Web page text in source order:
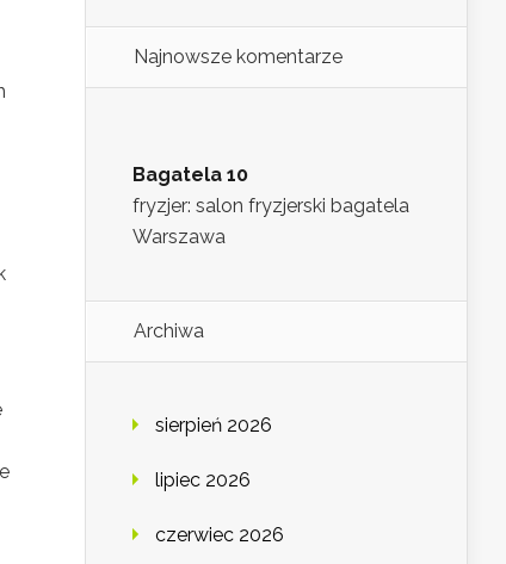
Najnowsze komentarze
Bagatela 10
fryzjer: salon fryzjerski bagatela
Warszawa
Archiwa
sierpień 2026
lipiec 2026
czerwiec 2026